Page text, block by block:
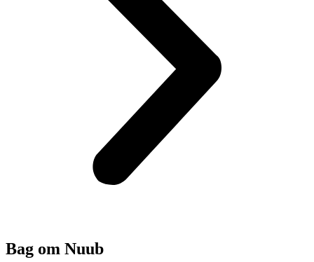
Bag om Nuub